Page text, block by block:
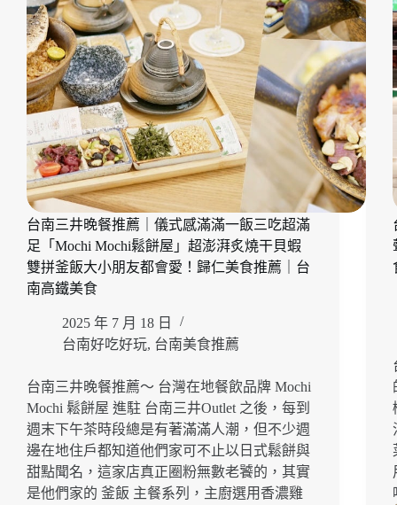
台南三井晚餐推薦｜儀式感滿滿一飯三吃超滿
足「Mochi Mochi鬆餅屋」超澎湃炙燒干貝蝦
雙拼釜飯大小朋友都會愛！歸仁美食推薦｜台
南高鐵美食
2025 年 7 月 18 日
台南好吃好玩, 台南美食推薦
台南三井晚餐推薦～ 台灣在地餐飲品牌 Mochi
Mochi 鬆餅屋 進駐 台南三井Outlet 之後，每到
週末下午茶時段總是有著滿滿人潮，但不少週
邊在地住戶都知道他們家可不止以日式鬆餅與
甜點聞名，這家店真正圈粉無數老饕的，其實
是他們家的 釜飯 主餐系列，主廚選用香濃雞